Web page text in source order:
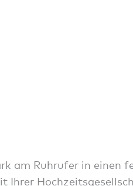
am Ruhrufer in einen
Ihrer